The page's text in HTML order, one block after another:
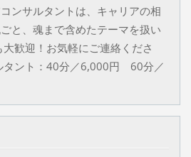
ンサルタントは、キャリアの相
と、魂まで含めたテーマを扱い
歓迎！お気軽にご連絡くださ
タント：40分／6,000円 60分／